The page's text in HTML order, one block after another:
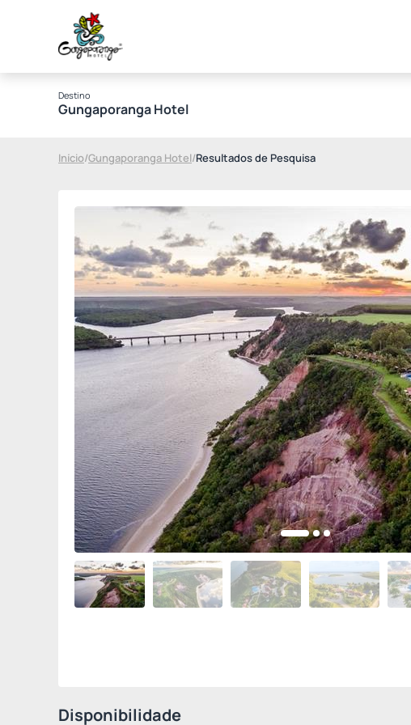
Destino
Gungaporanga Hotel
Início/Gungaporanga Hotel/Resultados de Pesquisa
Disponibilidade